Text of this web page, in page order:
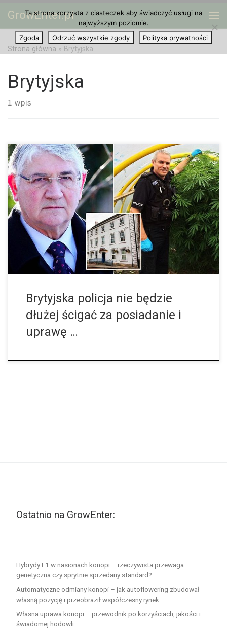
Przejdź do treści
GrowEnter.pl
Strona główna » Brytyjska
Brytyjska
1 wpis
Departament Policji Durham w Wielkiej Brytanii podjął
kontrowersyjne stanowisko jeśli chodzi o możliwość
spożywania oraz hodowli marihuany. Policja chce, aby osoby
przyłapane na uprawie roślin zostały tylko upomniane. Chodzi o
[…]
Brytyjska policja nie będzie
dłużej ścigać za posiadanie i
uprawę …
Ostatnio na GrowEnter:
Hybrydy F1 w nasionach konopi – rzeczywista przewaga
genetyczna czy sprytnie sprzedany standard?
Automatyczne odmiany konopi – jak autoflowering zbudował
własną pozycję i przeobraził współczesny rynek
Własna uprawa konopi – przewodnik po korzyściach, jakości i
świadomej hodowli
Ta strona korzysta z ciasteczek aby świadczyć usługi na
najwyższym poziomie.
Zgoda
Odrzuć wszystkie zgody Polityka prywatności